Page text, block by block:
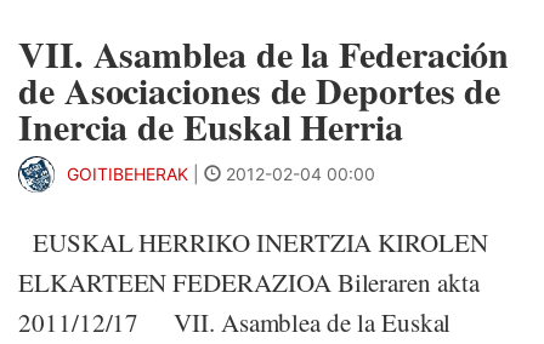
VII. Asamblea de la Federación
de Asociaciones de Deportes de
Inercia de Euskal Herria
GOITIBEHERAK 2012-02-04 00:00
EUSKAL HERRIKO INERTZIA KIROLEN
ELKARTEEN FEDERAZIOA Bileraren akta
2011/12/17 VII. Asamblea de la Euskal